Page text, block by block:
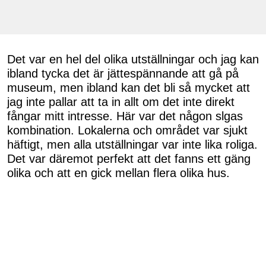
Det var en hel del olika utställningar och jag kan
ibland tycka det är jättespännande att gå på
museum, men ibland kan det bli så mycket att
jag inte pallar att ta in allt om det inte direkt
fångar mitt intresse. Här var det någon slgas
kombination. Lokalerna och området var sjukt
häftigt, men alla utställningar var inte lika roliga.
Det var däremot perfekt att det fanns ett gäng
olika och att en gick mellan flera olika hus.